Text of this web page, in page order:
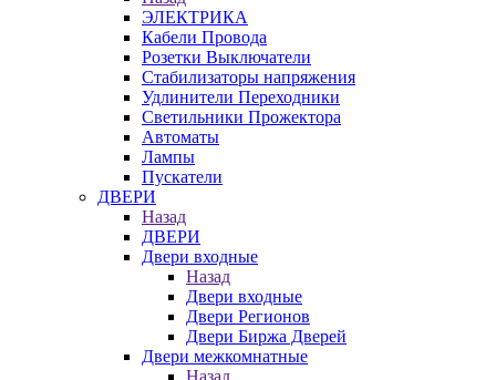
ЭЛЕКТРИКА
Кабели Провода
Розетки Выключатели
Стабилизаторы напряжения
Удлинители Переходники
Светильники Прожектора
Автоматы
Лампы
Пускатели
ДВЕРИ
Назад
ДВЕРИ
Двери входные
Назад
Двери входные
Двери Регионов
Двери Биржа Дверей
Двери межкомнатные
Назад